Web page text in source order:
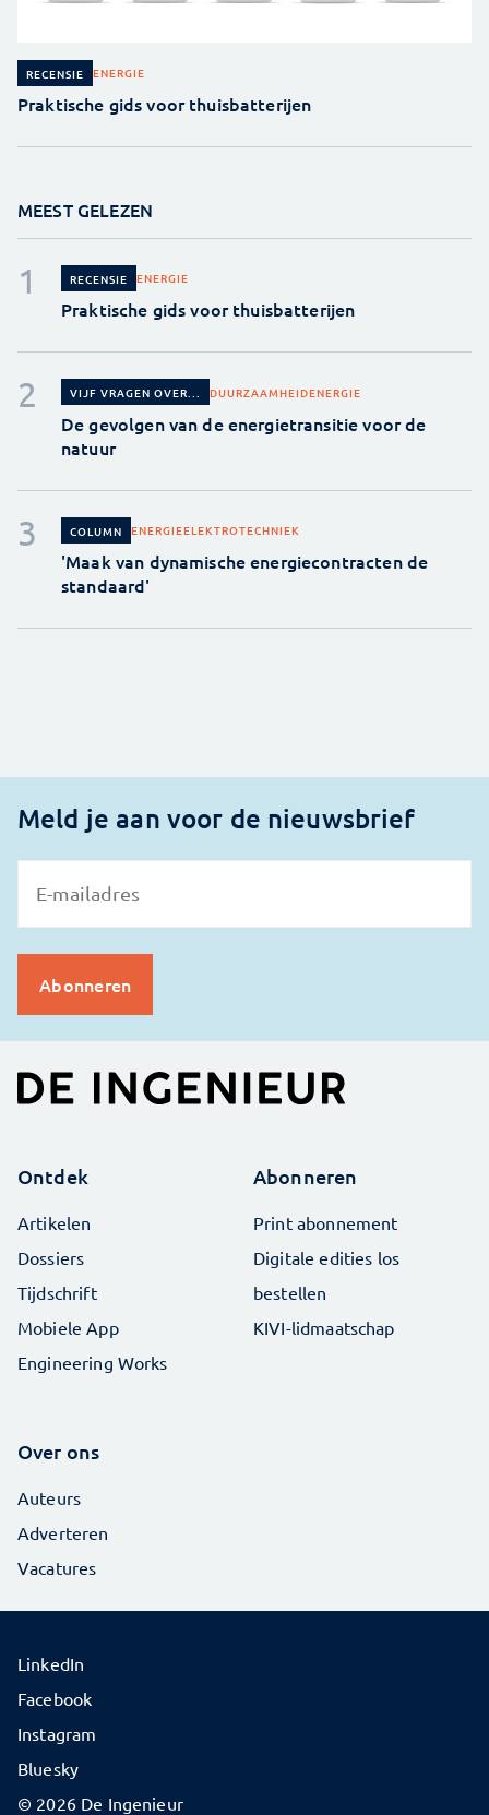
RECENSIE ENERGIE
Praktische gids voor thuisbatterijen
MEEST GELEZEN
RECENSIE ENERGIE
Praktische gids voor thuisbatterijen
VIJF VRAGEN OVER... DUURZAAMHEIDENERGIE
De gevolgen van de energietransitie voor de
natuur
COLUMN ENERGIEELEKTROTECHNIEK
'Maak van dynamische energiecontracten de
standaard'
Meld je aan voor de nieuwsbrief
Ontdek
Artikelen
Dossiers
Tijdschrift
Mobiele App
Engineering Works
Abonneren
Print abonnement
Digitale edities los
bestellen
KIVI-lidmaatschap
Over ons
Auteurs
Adverteren
Vacatures
© 2026 De Ingenieur
LinkedIn
Facebook
Instagram
Bluesky